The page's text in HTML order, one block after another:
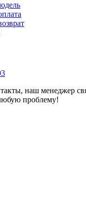
наш менеджер
проблему!